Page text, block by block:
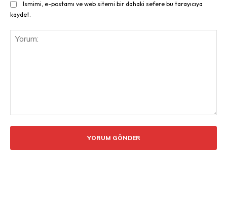
Ismimi, e-postamı ve web sitemi bir dahaki sefere bu tarayıcıya
kaydet.